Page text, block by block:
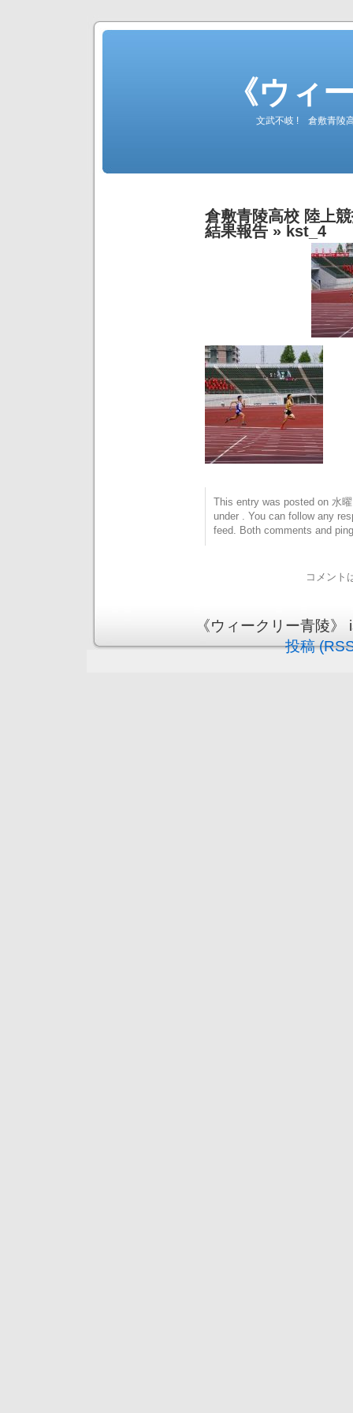
《ウィ
文武不岐 ! 倉敷青陵
倉敷青陵高校 陸上
結果報告 » kst_4
This entry was posted on 水
under . You can follow any
feed. Both comments and
コメント
《ウィークリー青陵
投稿